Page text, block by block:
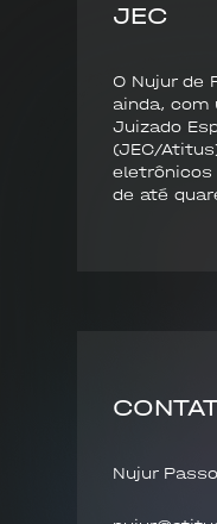
JEC
O Nujur de
ainda, com
Juizado
(JEC/
eletrônicos
de até
Nujur